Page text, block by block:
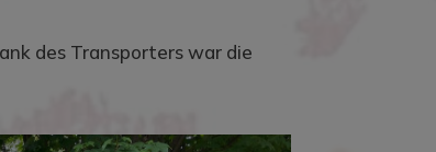
des Transporters war die